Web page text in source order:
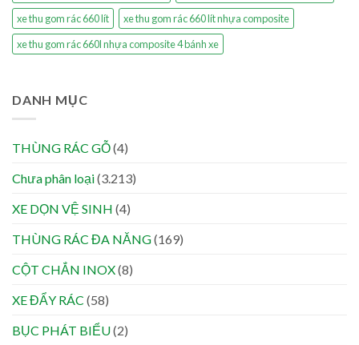
xe thu gom rác 660 lít
xe thu gom rác 660 lít nhựa composite
xe thu gom rác 660l nhựa composite 4 bánh xe
DANH MỤC
THÙNG RÁC GỖ(4)
Chưa phân loại(3.213)
XE DỌN VỆ SINH (4)
THÙNG RÁC ĐA NĂNG(169)
CỘT CHẮN INOX(8)
XE ĐẨY RÁC (58)
BỤC PHÁT BIỂU(2)